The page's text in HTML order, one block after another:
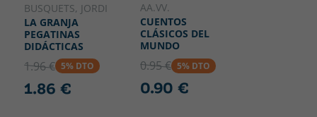
BUSQUETS, JORDI
LA GRANJA
PEGATINAS
DIDÁCTICAS
1.96 € 5% DTO
1.86 €
AA.VV.
CUENTOS
CLÁSICOS DEL
MUNDO
0.95 € 5% DTO
0.90 €